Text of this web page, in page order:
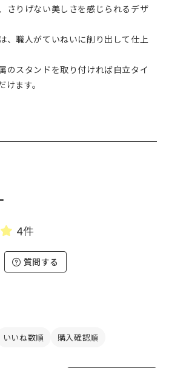
さりげない美しさを感じられるデザ
、職人がていねいに削り出して仕上
のスタンドを取り付ければ自立タイ
ます。
4件
質問する
いいね数順
購入確認順